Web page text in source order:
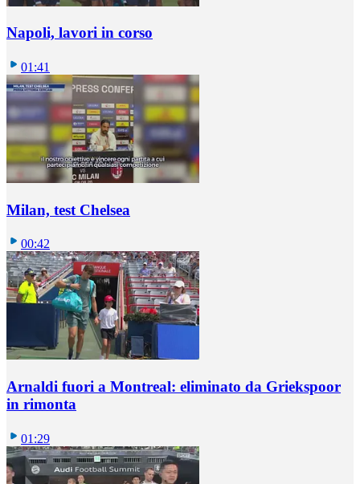
Napoli, lavori in corso
01:41
Milan, test Chelsea
00:42
Arnaldi fuori a Montreal: eliminato da Griekspoor
in rimonta
01:29